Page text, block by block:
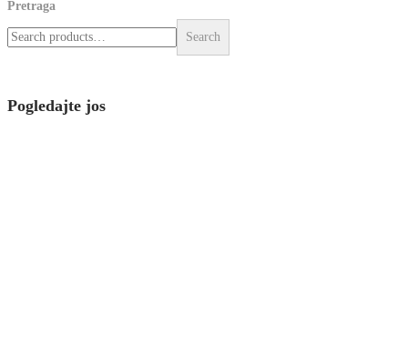
organizam, već i poboljšava krvnu sliku.